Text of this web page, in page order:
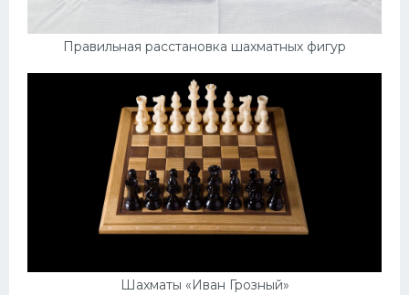
Правильная расстановка шахматных фигур
Шахматы «Иван Грозный»